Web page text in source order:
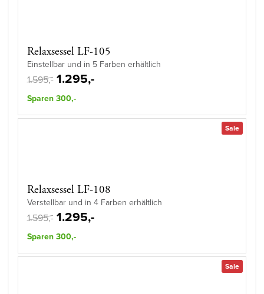
Relaxsessel LF-105
Einstellbar und in 5 Farben erhältlich
1.595,- 1.295,-
Sparen 300,-
Sale
Relaxsessel LF-108
Verstellbar und in 4 Farben erhältlich
1.595,- 1.295,-
Sparen 300,-
Sale